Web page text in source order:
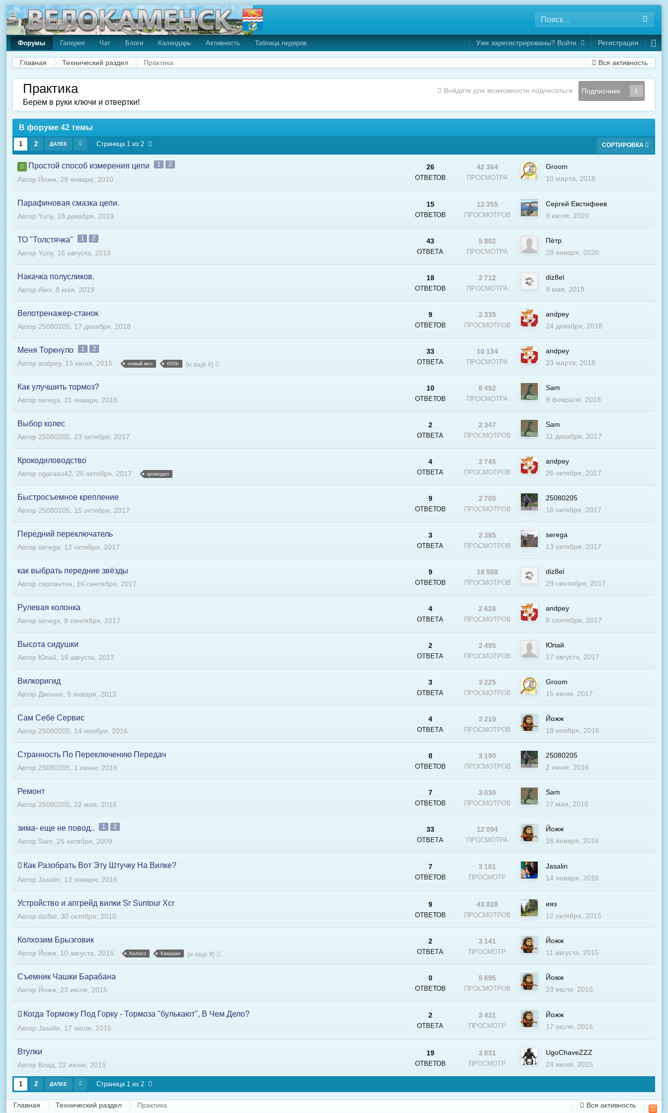
Форумы Галерея Чат Блоги Календарь Активность Таблица лидеров Уже зарегистрированы? Войти Регистрация
Вся активность
Главная Технический раздел Практика
Практика Войдите для возможности подписаться Подписчики 1
Берем в руки ключи и отвертки!
В форуме 42 темы
СОРТИРОВКА
1 2 ДАЛЕЕ Страница 1 из 2
Простой способ измерения цепи 1 2
Автор Йожж 29 января, 2010
26
ОТВЕТОВ
42 364
ПРОСМОТРА
Groom
10 марта, 2018
Парафиновая смазка цепи.
АвторYuriy, 18 декабря, 2019
15
ОТВЕТОВ
12 355
ПРОСМОТРОВ
Сергей Евстифеев
9 июля, 2020
ТО "Толстячка" 1 2
АвторYuriy, 16 августа, 2019
43
ОТВЕТА
5 802
ПРОСМОТРА
Пётр
28 января, 2020
Накачка полусликов.
АвторAlex ,8 мая, 2019
18
ОТВЕТОВ
2 712
ПРОСМОТРА
diz8el
9 мая, 2019
Велотренажер-станок
Автор 25080205 17 декабря, 2018
9
ОТВЕТОВ
2 335
ПРОСМОТРОВ
andpey
24 декабря, 2018
Меня Торкнуло 1 2
Авторandpey, 13 июня, 2015 новый вел 650b (и ещё #)
33
ОТВЕТА
10 134
ПРОСМОТРА
andpey
23 марта, 2018
Как улучшить тормоз?
Авторserega 31 января, 2018
10
ОТВЕТОВ
8 492
ПРОСМОТРА
Sam
9 февраля, 2018
Выбор колес
Автор 25080205 23 октября, 2017
2
ОТВЕТА
2 347
ПРОСМОТРОВ
Sam
11 декабря, 2017
Крокодиловодство
Авторogarasu42 26 октября, 2017 крокодил
4
ОТВЕТА
2 745
ПРОСМОТРОВ
andpey
26 октября, 2017
Быстросъемное крепление
Автор 25080205 15 октября, 2017
9
ОТВЕТОВ
2 705
ПРОСМОТРОВ
25080205
16 октября, 2017
Передний переключатель
Авторserega 12 октября, 2017
3
ОТВЕТА
2 385
ПРОСМОТРОВ
serega
13 октября, 2017
как выбрать передние звёзды
Авторсерпантин 16 сентября, 2017
9
ОТВЕТОВ
18 588
ПРОСМОТРОВ
diz8el
29 сентября, 2017
Рулевая колонка
Авторserega ,8 сентября, 2017
4
ОТВЕТА
2 628
ПРОСМОТРОВ
andpey
8 сентября, 2017
Высота сидушки
Автор Юлай 16 августа, 2017
2
ОТВЕТА
2 495
ПРОСМОТРОВ
Юлай
17 августа, 2017
Вилкоригид
Автор Джонни 9 января, 2013
3
ОТВЕТА
3 225
ПРОСМОТРОВ
Groom
15 июня, 2017
Сам Себе Сервис
Автор 25080205 14 ноября, 2016
4
ОТВЕТА
3 210
ПРОСМОТРОВ
Йожж
18 ноября, 2016
Странность По Переключению Передач
Автор 25080205 1 июня, 2016
8
ОТВЕТОВ
3 190
ПРОСМОТРОВ
25080205
2 июня, 2016
Ремонт
Автор 25080205 22 мая, 2016
7
ОТВЕТОВ
3 030
ПРОСМОТРОВ
Sam
27 мая, 2016
зима- еще не повод.. 1 2
Автор Sam 25 октября, 2009
33
ОТВЕТА
12 094
ПРОСМОТРА
Йожж
16 января, 2016
Как Разобрать Вот Эту Штучку На Вилке?
АвторJasalin 13 января, 2016
7
ОТВЕТОВ
3 101
ПРОСМОТР
Jasalin
14 января, 2016
Устройство и апгрейд вилки Sr Suntour Xcr
Авторdiz8el 30 октября, 2010
9
ОТВЕТОВ
43 828
ПРОСМОТРОВ
ияз
12 октября, 2015
Колхозим Брызговик
Автор Йожж 10 августа, 2015 Колхоз Какашки (и ещё #)
2
ОТВЕТА
3 141
ПРОСМОТР
Йожж
11 августа, 2015
Съемник Чашки Барабана
Автор Йожж 23 июля, 2015
0
ОТВЕТОВ
5 695
ПРОСМОТРОВ
Йожж
23 июля, 2015
Когда Торможу Под Горку - Тормоза "булькают", В Чем Дело?
АвторJasalin 17 июля, 2015
2
ОТВЕТА
3 431
ПРОСМОТР
Йожж
17 июля, 2015
Втулки
Автор Влад 22 июня, 2015
19
ОТВЕТОВ
3 831
ПРОСМОТР
UgoChaveZZZ
24 июня, 2015
1 2 ДАЛЕЕ Страница 1 из 2
Вся активность
Главная Технический раздел Практика